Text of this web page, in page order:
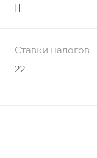
[]
Ставки налогов
22